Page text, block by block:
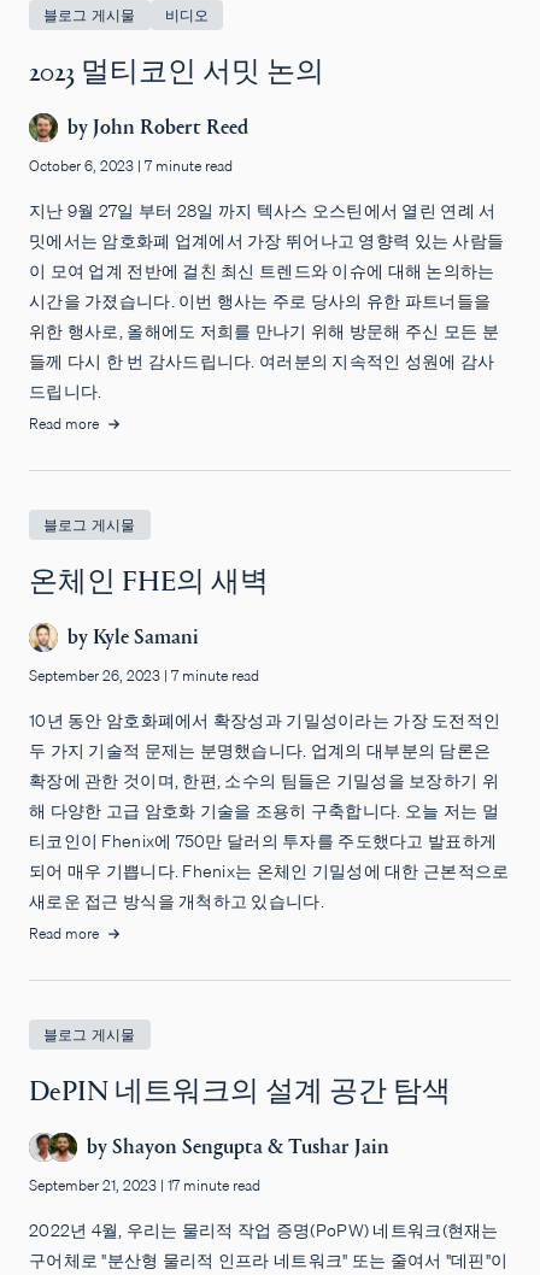
블로그 게시물 비디오
2023 멀티코인 서밋 논의
byJohn Robert Reed
October 6, 2023 | 7 minute read
지난 9월 27일 부터 28일 까지 텍사스 오스틴에서 열린 연례 서
밋에서는 암호화폐 업계에서 가장 뛰어나고 영향력 있는 사람들
이 모여 업계 전반에 걸친 최신 트렌드와 이슈에 대해 논의하는
시간을 가졌습니다. 이번 행사는 주로 당사의 유한 파트너들을
위한 행사로, 올해에도 저희를 만나기 위해 방문해 주신 모든 분
들께 다시 한 번 감사드립니다. 여러분의 지속적인 성원에 감사
드립니다.
Read more
블로그 게시물
온체인 FHE의 새벽
by Kyle Samani
September 26, 2023 | 7 minute read
10년 동안 암호화폐에서 확장성과 기밀성이라는 가장 도전적인
두 가지 기술적 문제는 분명했습니다. 업계의 대부분의 담론은
확장에 관한 것이며, 한편, 소수의 팀들은 기밀성을 보장하기 위
해 다양한 고급 암호화 기술을 조용히 구축합니다. 오늘 저는 멀
티코인이 Fhenix에 750만 달러의 투자를 주도했다고 발표하게
되어 매우 기쁩니다. Fhenix는 온체인 기밀성에 대한 근본적으로
새로운 접근 방식을 개척하고 있습니다.
Read more
블로그 게시물
DePIN 네트워크의 설계 공간 탐색
byShayon Sengupta&Tushar Jain
September 21, 2023 | 17 minute read
2022년 4월, 우리는 물리적 작업 증명(PoPW) 네트워크(현재는
구어체로 "분산형 물리적 인프라 네트워크" 또는 줄여서 "데핀"이